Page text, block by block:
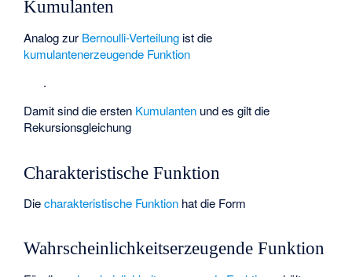
Kumulanten
Analog zur Bernoulli-Verteilung ist die
kumulantenerzeugende Funktion
.
Damit sind die ersten Kumulanten und es gilt die
Rekursionsgleichung
Charakteristische Funktion
Diecharakteristische Funktion hat die Form
Wahrscheinlichkeitserzeugende Funktion